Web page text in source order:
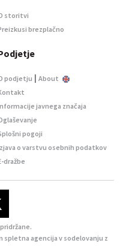
storitvi
brezplačno
podjetju | About
javnega značaja
pogoji
o varstvu osebnih podatkov
dražbe
spletna agencijav sodelovanju z